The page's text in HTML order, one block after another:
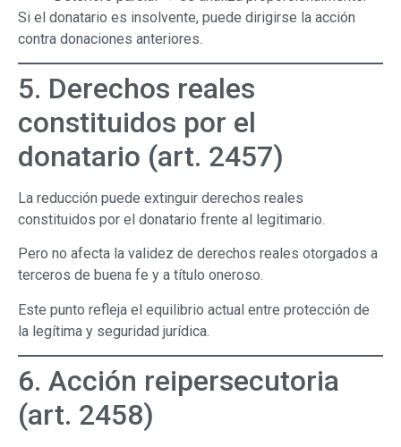
Si el donatario es insolvente, puede dirigirse la acción
contra donaciones anteriores.
5. Derechos reales
constituidos por el
donatario (art. 2457)
La reducción puede extinguir derechos reales
constituidos por el donatario frente al legitimario.
Pero no afecta la validez de derechos reales otorgados a
terceros de buena fe y a título oneroso.
Este punto refleja el equilibrio actual entre protección de
la legítima y seguridad jurídica.
6. Acción reipersecutoria
(art. 2458)